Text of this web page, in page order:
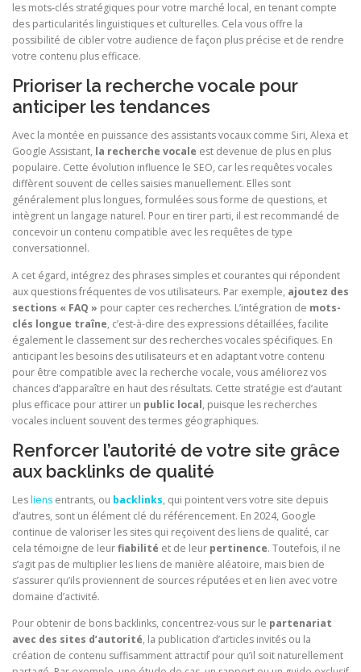
les mots-clés stratégiques pour votre marché local, en tenant compte
des particularités linguistiques et culturelles. Cela vous offre la
possibilité de cibler votre audience de façon plus précise et de rendre
votre contenu plus efficace.
Prioriser la recherche vocale pour
anticiper les tendances
Avec la montée en puissance des assistants vocaux comme Siri, Alexa et
Google Assistant, la recherche vocale est devenue de plus en plus
populaire. Cette évolution influence le SEO, car les requêtes vocales
diffèrent souvent de celles saisies manuellement. Elles sont
généralement plus longues, formulées sous forme de questions, et
intègrent un langage naturel. Pour en tirer parti, il est recommandé de
concevoir un contenu compatible avec les requêtes de type
conversationnel.
A cet égard, intégrez des phrases simples et courantes qui répondent
aux questions fréquentes de vos utilisateurs. Par exemple, ajoutez des
sections « FAQ » pour capter ces recherches. L’intégration de mots-
clés longue traîne, c’est-à-dire des expressions détaillées, facilite
également le classement sur des recherches vocales spécifiques. En
anticipant les besoins des utilisateurs et en adaptant votre contenu
pour être compatible avec la recherche vocale, vous améliorez vos
chances d’apparaître en haut des résultats. Cette stratégie est d’autant
plus efficace pour attirer un public local, puisque les recherches
vocales incluent souvent des termes géographiques.
Renforcer l’autorité de votre site grâce
aux backlinks de qualité
Lesliens entrants, ou backlinks, qui pointent vers votre site depuis
d’autres, sont un élément clé du référencement. En 2024, Google
continue de valoriser les sites qui reçoivent des liens de qualité, car
cela témoigne de leurfiabilité et de leur pertinence. Toutefois, il ne
s’agit pas de multiplier les liens de manière aléatoire, mais bien de
s’assurer qu’ils proviennent de sources réputées et en lien avec votre
domaine d’activité.
Pour obtenir de bons backlinks, concentrez-vous sur le partenariat
avec des sites d’autorité, la publication d’articles invités ou la
création de contenu suffisamment attractif pour qu’il soit naturellement